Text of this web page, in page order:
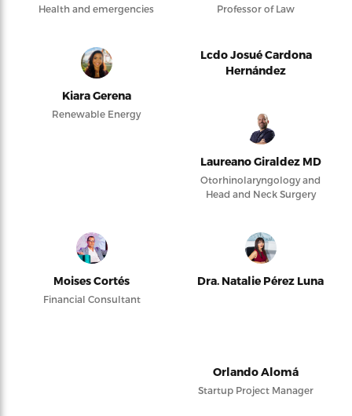
Health and emergencies Professor of Law
Kiara Gerena
Renewable Energy
Lcdo Josué Cardona
Hernández
Laureano Giraldez MD
Otorhinolaryngology and
Head and Neck Surgery
Moises Cortés
Financial Consultant
Dra. Natalie Pérez Luna
Orlando Alomá
Startup Project Manager